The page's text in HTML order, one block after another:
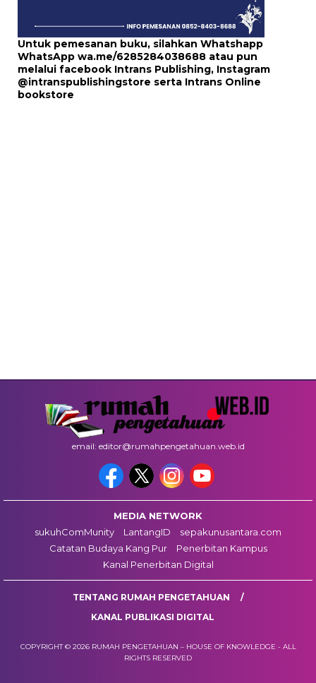
Untuk pemesanan buku, silahkan Whatshapp
WhatsApp wa.me/6285284038688 atau pun
melalui facebook Intrans Publishing, Instagram
@intranspublishingstore serta Intrans Online
bookstore
email: editor@rumahpengetahuan.web.id
MEDIA NETWORK
sukuhComMunity
LantangID
sepakunusantara.com
Catatan Budaya Kang Pur
Penerbitan Kampus
Kanal Penerbitan Digital
TENTANG RUMAH PENGETAHUAN
KANAL PUBLIKASI DIGITAL
COPYRIGHT © 2026 RUMAH PENGETAHUAN – HOUSE OF KNOWLEDGE - ALL
RIGHTS RESERVED